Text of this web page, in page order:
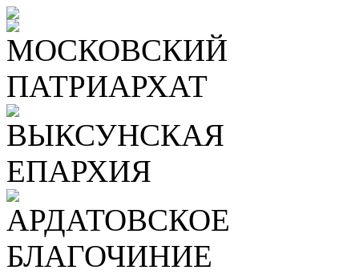
МОСКОВСКИЙ
ПАТРИАРХАТ
ВЫКСУНСКАЯ
ЕПАРХИЯ
АРДАТОВСКОЕ
БЛАГОЧИНИЕ